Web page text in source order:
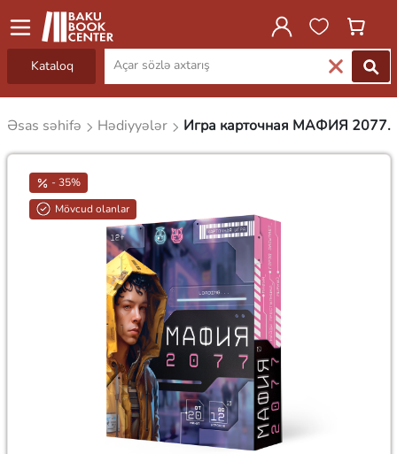
Kataloq
Əsas səhifə Hədiyyələr Игра карточная МАФИЯ 2077.
- 35%
Mövcud olanlar